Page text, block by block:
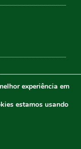
experiência em
estamos usando